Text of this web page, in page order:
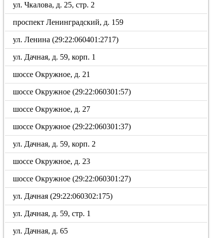
ул. Чкалова, д. 25, стр. 2
проспект Ленинградский, д. 159
ул. Ленина (29:22:060401:2717)
ул. Дачная, д. 59, корп. 1
шоссе Окружное, д. 21
шоссе Окружное (29:22:060301:57)
шоссе Окружное, д. 27
шоссе Окружное (29:22:060301:37)
ул. Дачная, д. 59, корп. 2
шоссе Окружное, д. 23
шоссе Окружное (29:22:060301:27)
ул. Дачная (29:22:060302:175)
ул. Дачная, д. 59, стр. 1
ул. Дачная, д. 65